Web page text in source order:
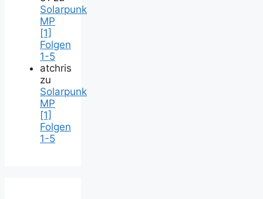
Solarpunk
MP
[1]
Folgen
1-5
atchris
zu
Solarpunk
MP
[1]
Folgen
1-5